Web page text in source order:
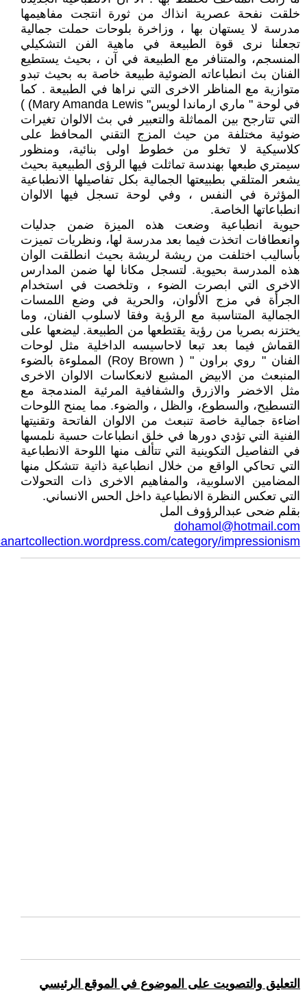
خلقت نفحة عصرية انذاك من ثورة انتجت مفاهيمها
مدرسة لا يستهان بها ، وزاخرة بلوحات حملت جمالية
تجعلنا نرى قوة الطبيعة في ماهية الفن التشكيلي
المنسجم، والمتنافر مع الطبيعة في آن ، بحيث يستطيع
الفنان بث انطباعاته الضوئية طبيعة خاصة به بحيث تبدو
متوازية مع المناظر الاخرى التي نراها في الطبيعة . كما
في لوحة " ماري ارماندا لويس" Mary Amanda Lewis) )
التي تتارجح بين المماثلة والتعبير في بث الالوان تغيرات
ضوئية مختلفة من حيث المزج التقني المحافظ على
كلاسيكية لا تخلو من خطوط اولى بنائية، ومنظور
سيمتري طبعها بهندسة تماثلت فيها الرؤى الطبيعية بحيث
يشعر المتلقي بطبيعتها الجمالية بكل تفاصيلها الانطباعية
المؤثرة في النفس ، وفي لوحة تسجل فيها الالوان
انطباعاتها الخاصة.
حيوية انطباعية وضعت هذه الميزة ضمن جدليات
وانعطافات اتخذت فيما بعد مدرسة لها، ونظريات تميزت
بأساليب اختلفت من ريشة لريشة بحيث انطلقت الوان
هذه المدرسة بحيوية. لتسجل مكانا لها ضمن المدارس
الاخرى التي ابصرت الضوء ، وتلخصت في استخدام
الجرأة في مزج الألوان، والحرية في وضع اللمسات
الجمالية المتناسبة مع الرؤية وفقا لاسلوب الفنان، وما
يختزنه بصريا من رؤية يقتطعها من الطبيعة. ليضعها على
القماش فيما بعد تبعا لاحاسيسه الداخلية مثل لوحات
الفنان " روي براون " ( Roy Brown) المملوءة بالضوء
المنبعث من الابيض المشبع لانعكاسات الالوان الاخرى
مثل الاخضر والازرق والشفافية المرئية المندمجة مع
التسطيح، والسطوع، والظل ، والضوء. مما يمنح اللوحات
اضاءة جمالية خاصة تنبعث من الالوان الفاتحة وتقنيتها
الفنية التي تؤدي دورها في خلق انطباعات حسية نلمسها
في التفاصيل التكوينية التي تتألف منها اللوحة الانطباعية
التي تحاكي الواقع من خلال انطباعية ذاتية تتشكل منها
المضامين الاسلوبية، والمفاهيم الاخرى ذات التحولات
التي تعكس النظرة الانطباعية داخل الحس الانساني.
بقلم ضحى عبدالرؤوف المل
dohamol@hotmail.com
category/impressionism
التعليق والتصويت على الموضوع في الموقع الرئيسي